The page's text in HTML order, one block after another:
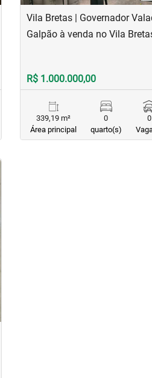
Vila Bretas | Governador
Galpão à venda no Vila
R$ 1.000.000,00
339,19 m²
Área principal
0
quarto(s)
0